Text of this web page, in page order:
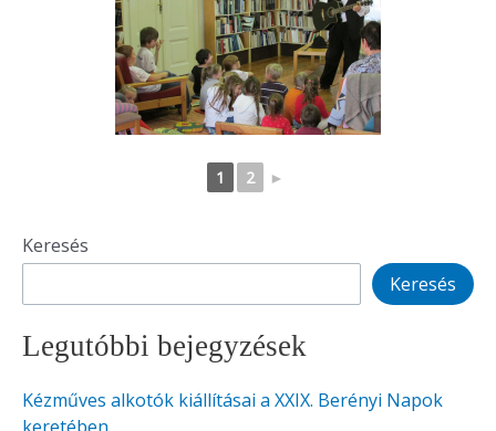
Keresés
Keresés
Legutóbbi bejegyzések
Kézműves alkotók kiállításai a XXIX. Berényi Napok
1 2 ►